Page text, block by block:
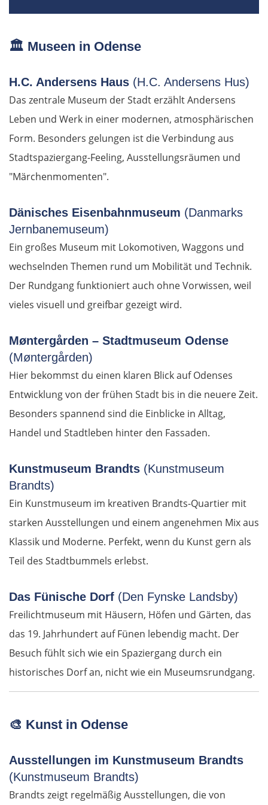
🏛️ Museen in Odense
H.C. Andersens Haus (H.C. Andersens Hus)
Das zentrale Museum der Stadt erzählt Andersens
Leben und Werk in einer modernen, atmosphärischen
Form. Besonders gelungen ist die Verbindung aus
Stadtspaziergang-Feeling, Ausstellungsräumen und
"Märchenmomenten".
Dänisches Eisenbahnmuseum (Danmarks
Jernbanemuseum)
Ein großes Museum mit Lokomotiven, Waggons und
wechselnden Themen rund um Mobilität und Technik.
Der Rundgang funktioniert auch ohne Vorwissen, weil
vieles visuell und greifbar gezeigt wird.
Møntergården – Stadtmuseum Odense
(Møntergården)
Hier bekommst du einen klaren Blick auf Odenses
Entwicklung von der frühen Stadt bis in die neuere Zeit.
Besonders spannend sind die Einblicke in Alltag,
Handel und Stadtleben hinter den Fassaden.
Kunstmuseum Brandts (Kunstmuseum
Brandts)
Ein Kunstmuseum im kreativen Brandts-Quartier mit
starken Ausstellungen und einem angenehmen Mix aus
Klassik und Moderne. Perfekt, wenn du Kunst gern als
Teil des Stadtbummels erlebst.
Das Fünische Dorf (Den Fynske Landsby)
Freilichtmuseum mit Häusern, Höfen und Gärten, das
das 19. Jahrhundert auf Fünen lebendig macht. Der
Besuch fühlt sich wie ein Spaziergang durch ein
historisches Dorf an, nicht wie ein Museumsrundgang.
🎨 Kunst in Odense
Ausstellungen im Kunstmuseum Brandts
(Kunstmuseum Brandts)
Brandts zeigt regelmäßig Ausstellungen, die von
Jelgava
Bauska
Litauen
Ukmergė
Vilnius
Alytus
Suwałki
Ełk
Łomża
Warschau
Żyrardów
Łódź
Posen
Schwiebus
Fürstenwalde